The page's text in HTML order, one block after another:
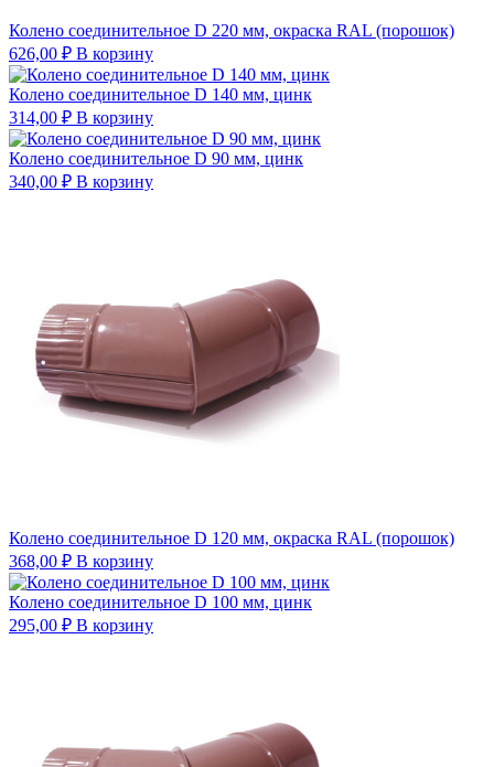
Колено соединительное D 220 мм, окраска RAL (порошок)
626,00 ₽ В корзину
Колено соединительное D 140 мм, цинк
314,00 ₽ В корзину
Колено соединительное D 90 мм, цинк
340,00 ₽ В корзину
Колено соединительное D 120 мм, окраска RAL (порошок)
368,00 ₽ В корзину
Колено соединительное D 100 мм, цинк
295,00 ₽ В корзину